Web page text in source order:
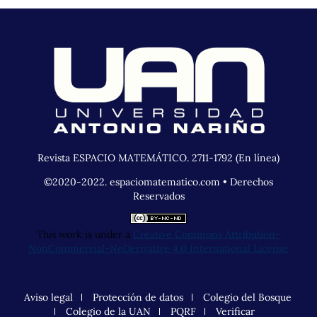
Revista ESPACIO MATEMÁTICO. 2711-1792 (En línea)
©2020-2022. espaciomatematico.com • Derechos
Reservados
This work is under a Creative Commons Attribution-
NonCommercial-NoDerivative 4.0 International License
Aviso legal Protección de datos
Colegio del Bosque
Colegio de la UAN
PQRF Verificar